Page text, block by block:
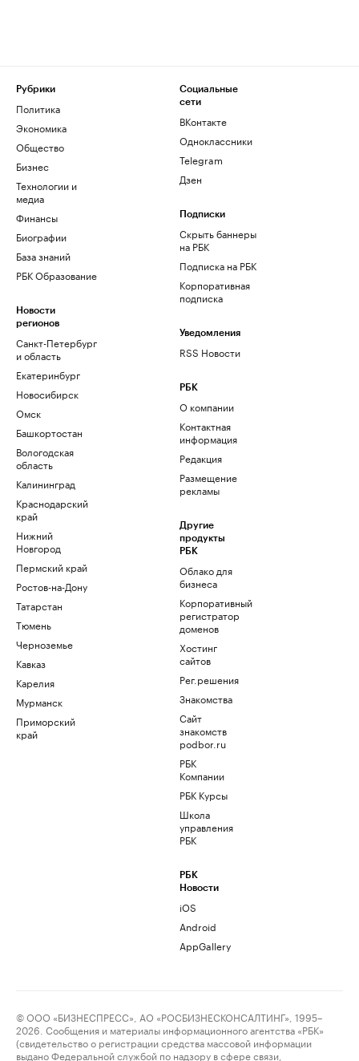
Рубрики
Политика
Экономика
Общество
Бизнес
Технологии и
медиа
Финансы
Биографии
База знаний
РБК Образование
Новости
регионов
Санкт-Петербург
и область
Екатеринбург
Новосибирск
Омск
Башкортостан
Вологодская
область
Калининград
Краснодарский
край
Нижний
Новгород
Пермский край
Ростов-на-Дону
Татарстан
Тюмень
Черноземье
Кавказ
Карелия
Мурманск
Приморский
край
Социальные
сети
ВКонтакте
Одноклассники
Telegram
Дзен
Подписки
Скрыть баннеры
на РБК
Подписка на РБК
Корпоративная
подписка
Уведомления
RSS Новости
РБК
О компании
Контактная
информация
Редакция
Размещение
рекламы
Другие
продукты
РБК
Облако для
бизнеса
Корпоративный
регистратор
доменов
Хостинг
сайтов
Рег.решения
Знакомства
Сайт
знакомств
podbor.ru
РБК
Компании
РБК Курсы
Школа
управления
РБК
РБК
Новости
iOS
Android
AppGallery
© ООО «БИЗНЕСПРЕСС», АО «РОСБИЗНЕСКОНСАЛТИНГ», 1995–
2026. Сообщения и материалы информационного агентства «РБК»
(свидетельство о регистрации средства массовой информации
выдано Федеральной службой по надзору в сфере связи,